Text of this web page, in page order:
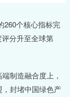
260个核心指标完
分升至全球第
制造融合度上，
封堵中国绿色产